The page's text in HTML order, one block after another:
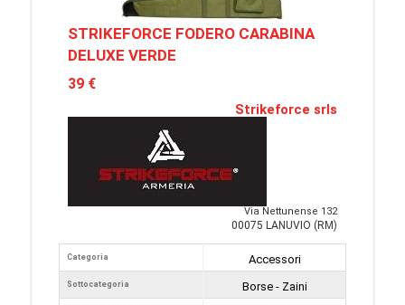
STRIKEFORCE FODERO CARABINA
DELUXE VERDE
39 €
Strikeforce srls
Via Nettunense 132
00075 LANUVIO (RM)
Categoria
Sottocategoria
Accessori
Borse - Zaini